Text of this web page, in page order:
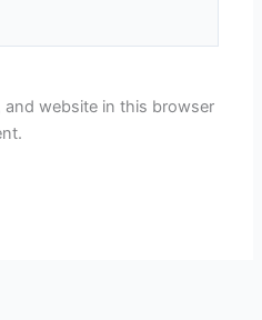
and website in this browser